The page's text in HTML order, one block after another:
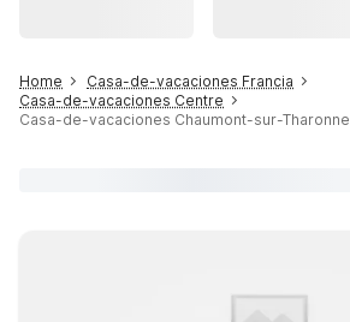
Home
Casa-de-vacaciones Francia
Casa-de-vacaciones Centre
Casa-de-vacaciones Chaumont-sur-Tharonne